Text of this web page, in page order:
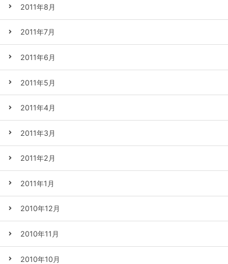
2011年8月
2011年7月
2011年6月
2011年5月
2011年4月
2011年3月
2011年2月
2011年1月
2010年12月
2010年11月
2010年10月